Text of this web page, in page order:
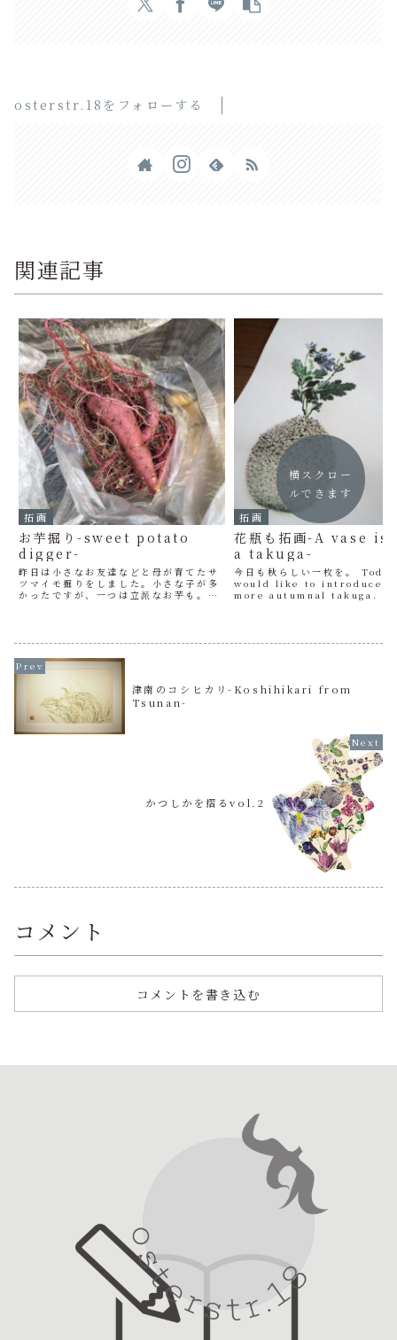
osterstr.18をフォローする
関連記事
拓画
お芋掘り-sweet potato
digger-
昨日は小さなお友達などと母が育てたサ
ツマイモ掘りをしました。小さな子が多
かったですが、一つは立派なお芋も。そ
培し始めたのですが、 母...
拓画
花瓶も拓画-A vase
a takuga-
今日も秋らしい一枚を。
would like to introduce
more autumnal takuga. 紙
横スクロー
ルできます
津南のコシヒカリ-Koshihikari from
Tsunan-
かつしかを摺るvol.2
コメント
コメントを書き込む